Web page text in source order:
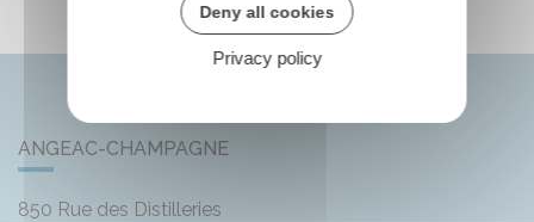
ANGEAC-CHAMPAGNE
850 Rue des Distilleries
Deny all cookies
Privacy policy